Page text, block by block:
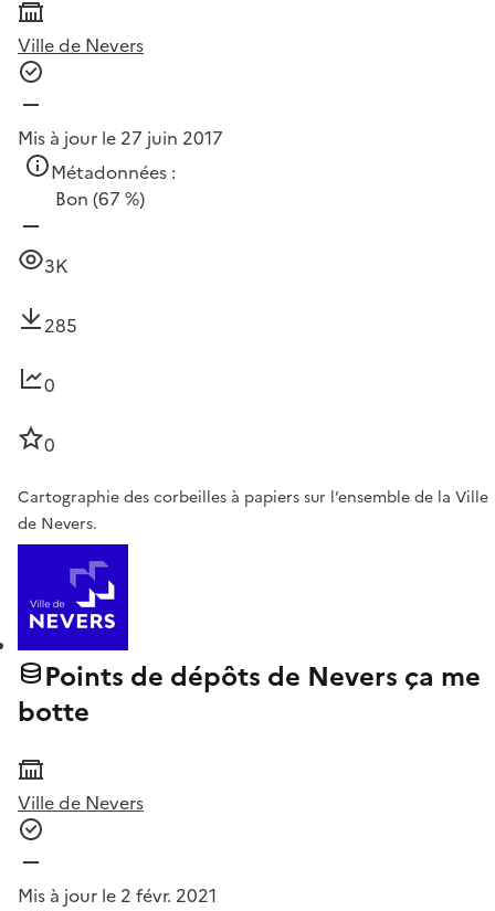
Ville de Nevers
Mis à jour le 27 juin 2017
Métadonnées :
Bon (67 %)
3K
285
0
0
Cartographie des corbeilles à papiers sur l’ensemble de la Ville
de Nevers.
Points de dépôts de Nevers ça me
botte
Ville de Nevers
Mis à jour le 2 févr. 2021